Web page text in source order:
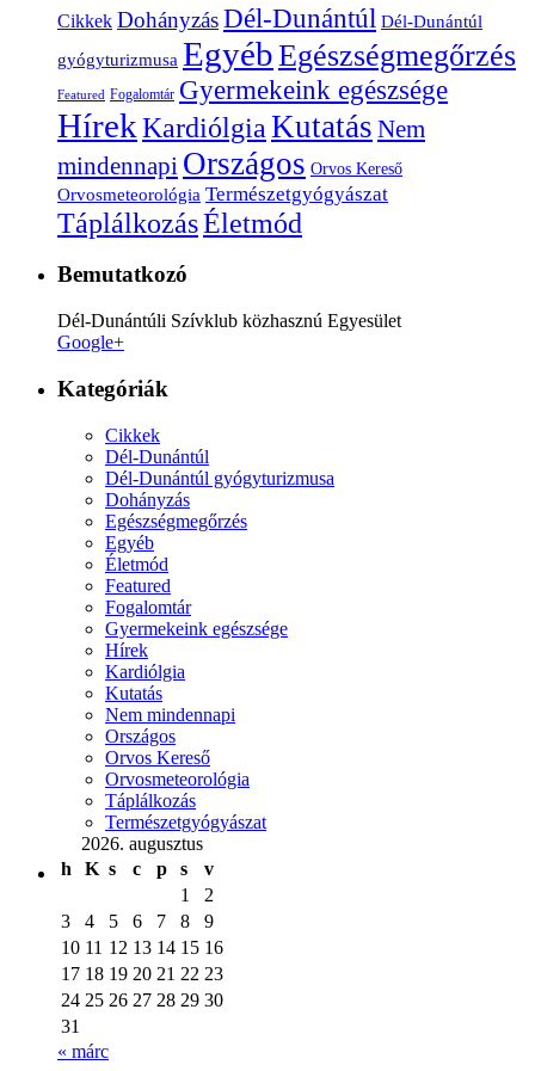
Cikkek DohányzásDél-Dunántúl Dél-Dunántúl
gyógyturizmusa EgyébEgészségmegőrzés
Featured Fogalomtár Gyermekeink egészsége
HírekKardiólgia Kutatás Nem
mindennapi Országos Orvos Kereső
Orvosmeteorológia Természetgyógyászat
TáplálkozásÉletmód
Bemutatkozó
Dél-Dunántúli Szívklub közhasznú Egyesület
Google+
Kategóriák
Cikkek
Dél-Dunántúl
Dél-Dunántúl gyógyturizmusa
Dohányzás
Egészségmegőrzés
Egyéb
Életmód
Featured
Fogalomtár
Gyermekeink egészsége
Hírek
Kardiólgia
Kutatás
Nem mindennapi
Országos
Orvos Kereső
Orvosmeteorológia
Táplálkozás
Természetgyógyászat
2026. augusztus
h
K s c p s
v
1
2
3
4 5 6 7 8
9
10 11 12 13 14 15 16
17 18 19 20 21 22 23
24 25 26 27 28 29 30
31
« márc